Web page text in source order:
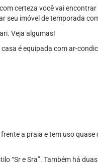
certeza você vai
seu imóvel de temporada
Veja algumas!
é equipada com ar-
a praia e tem uso
“Sr e Sra”. Também há